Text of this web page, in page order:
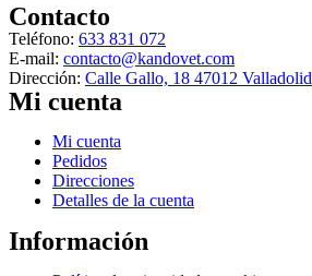
pueden
elegir
en
Contacto
Teléfono: 633 831 072
E-mail: contacto@kandovet.com
Dirección: Calle Gallo, 18 47012 Valladolid
Mi cuenta
Menú
Mi cuenta
Pedidos
Direcciones
Detalles de la cuenta
Información